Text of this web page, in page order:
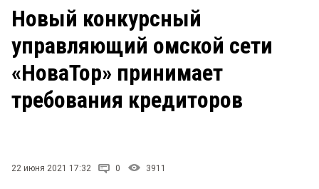
ЗАКОН
НОВОСТИ КОМПАНИЙ
ПРОИСШЕСТВИЯ
Рейтинги
Блоги
Архив
Новый конкурсный
управляющий омской сети
«НоваТор» принимает
требования кредиторов
22 июня 2021 17:32 0 3911